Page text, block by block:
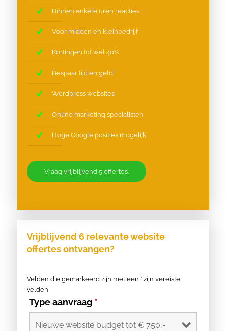
Binnen enkele uren reacties
Voor midden en kleinbedrijf
Kortingen tot wel 40%
Bespaar tijd en geld
Wordpress websites
Online marketing specialisten
Hoge Google posities mogelijk
Vraag vrijblijvend 5 offertes.
Vrijblijvend 6 relevante website
offertes ontvangen?
Velden die gemarkeerd zijn met een * zijn vereiste
velden
Type aanvraag *